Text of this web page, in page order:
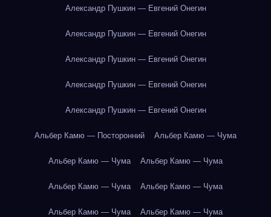
Александр Пушкин — Евгений Онегин
Александр Пушкин — Евгений Онегин
Александр Пушкин — Евгений Онегин
Александр Пушкин — Евгений Онегин
Александр Пушкин — Евгений Онегин
Альбер Камю — Посторонний Альбер Камю — Чума
Альбер Камю — Чума Альбер Камю — Чума
Альбер Камю — Чума Альбер Камю — Чума
Альбер Камю — Чума Альбер Камю — Чума